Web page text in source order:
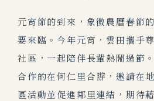
元宵節的到來，象徵農曆春節
要來臨。今年元宵，雲田攜手
社區，一起陪伴長輩熱鬧過節
合作的在何仁里合辦，邀請在
區活動並促進鄰里連結， 期待